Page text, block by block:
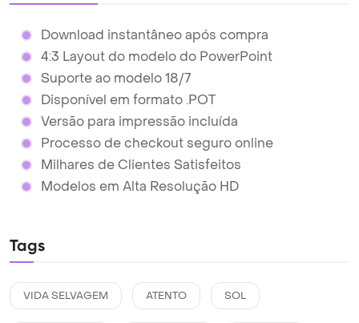
Download instantâneo após compra
4:3 Layout do modelo do PowerPoint
Suporte ao modelo 18/7
Disponível em formato .POT
Versão para impressão incluída
Processo de checkout seguro online
Milhares de Clientes Satisfeitos
Modelos em Alta Resolução HD
Tags
VIDA SELVAGEM ATENTO SOL